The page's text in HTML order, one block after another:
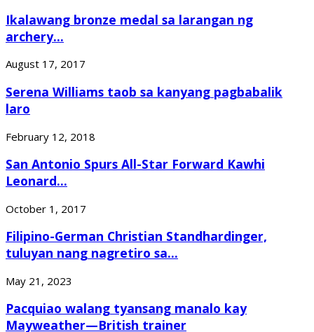
Ikalawang bronze medal sa larangan ng
archery...
August 17, 2017
Serena Williams taob sa kanyang pagbabalik
laro
February 12, 2018
San Antonio Spurs All-Star Forward Kawhi
Leonard...
October 1, 2017
Filipino-German Christian Standhardinger,
tuluyan nang nagretiro sa...
May 21, 2023
Pacquiao walang tyansang manalo kay
Mayweather—British trainer